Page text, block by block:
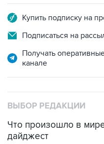
Купить подписку на
Подписаться на
Получать
канале
ВЫБОР РЕДАКЦИИ
Что произошло в
дайджест